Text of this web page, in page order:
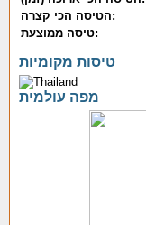
הטיסה הכי קצרה:
טיסה ממוצעת:
טיסות מקומיות
מפה עולמית